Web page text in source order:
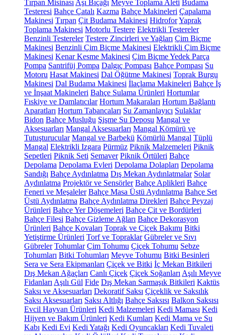
Tırpan Misinası Aşı Bıçağı Meyve Toplama Aleti Budama
Testeresi Bahçe Çatalı Kazma Bahçe Makineleri Çapalama
Makinesi Tırpan Çit Budama Makinesi HidroforYaprak
Toplama Makinesi Motorlu Testere Elektrikli Testereler
Benzinli Testereler Testere Zincirleri ve Yağları Çim Biçme
Makinesi Benzinli Çim Biçme Makinesi Elektrikli Çim Biçme
Makinesi Kenar Kesme Makinesi Çim Biçme Yedek Parça
Pompa Santrifüj Pompa Dalgıç Pompası Bahçe Pompası Su
Motoru Hasat Makinesi Dal Öğütme Makinesi Toprak Burgu
Makinesi Dal Budama Makinesi İlaçlama Makineleri Bahçe İş
ve İnşaat Makineleri Bahçe Sulama Ürünleri Hortumlar
Fıskiye ve Damlatıcılar Hortum Makaraları Hortum Bağlantı
Aparatları Hortum Tabancaları Su Zamanlayıcı Sulaklar
Bidon Bahçe Musluğu Şişme Su Deposu Mangal ve
Aksesuarları Mangal Aksesuarları Mangal Kömürü ve
Tutuşturucular Mangal ve Barbekü Kömürlü Mangal Tüplü
Mangal Elektrikli Izgara Pürmüz Piknik Malzemeleri Piknik
Sepetleri Piknik Seti Semaver Piknik Örtüleri Bahçe
Depolama Depolama Evleri Depolama Dolapları Depolama
Sandığı Bahçe Aydınlatma Dış Mekan Aydınlatmalar Solar
Aydınlatma Projektör ve Sensörler Bahçe Aplikleri Bahçe
Feneri ve Meşaleler Bahçe Masa Üstü Aydınlatma Bahçe Set
Üstü Aydınlatma Bahçe Aydınlatma Direkleri Bahçe Peyzaj
Ürünleri Bahçe Yer Döşemeleri Bahçe Çit ve Bordürleri
Bahçe Filesi Bahçe Gizleme Ağları Bahçe Dekorasyon
Ürünleri Bahçe Kovaları Toprak ve Çiçek Bakımı Bitki
Yetiştirme Ürünleri Torf ve Topraklar Gübreler ve Sıvı
Gübreler Tohumlar Çim Tohumu Çiçek Tohumu Sebze
Tohumları Bitki Tohumları Meyve Tohumu Bitki Besinleri
Sera ve Sera Ekipmanları Çiçek ve Bitki İç Mekan Bitkileri
Dış Mekan Ağaçları Canlı Çiçek Çiçek Soğanları Aşılı Meyve
Fidanları Aşılı Gül Fide Dış Mekan Sarmaşık Bitkileri Kaktüs
Saksı ve Aksesuarları Dekoratif Saksı Çiçeklik ve Saksılık
Saksı Aksesuarları Saksı Altlığı Bahçe Saksısı Balkon Saksısı
Evcil Hayvan Ürünleri Kedi Malzemeleri Kedi Maması Kedi
Hijyen ve Bakım Ürünleri Kedi Kumları Kedi Mama ve Su
Kabı Kedi Evi Kedi Yatağı Kedi Oyuncakları Kedi Tuvaleti